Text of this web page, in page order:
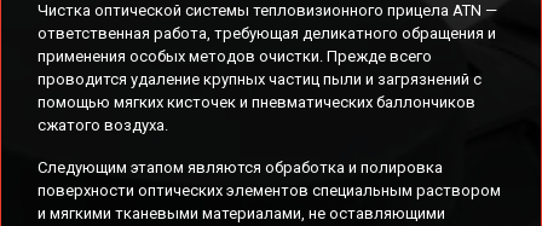
Чистка оптической системы тепловизионного прицела ATN —
ответственная работа, требующая деликатного обращения и
применения особых методов очистки. Прежде всего
проводится удаление крупных частиц пыли и загрязнений с
помощью мягких кисточек и пневматических баллончиков
сжатого воздуха.
Следующим этапом являются обработка и полировка
поверхности оптических элементов специальным раствором
и мягкими тканевыми материалами, не оставляющими